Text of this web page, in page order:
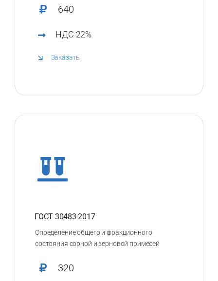
640
НДС 22%
Заказать
ГОСТ 30483-2017
Определение общего и фракционного
состояния сорной и зерновой примесей
320